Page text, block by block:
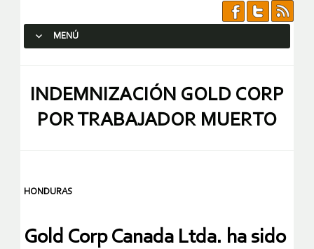
MENÚ
INDEMNIZACIÓN GOLD CORP
POR TRABAJADOR MUERTO
HONDURAS
Gold Corp Canada Ltda. ha sido